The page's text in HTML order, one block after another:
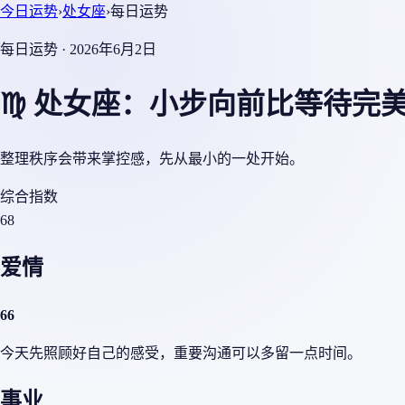
今日运势›处女座›每日运势
每日运势 · 2026年6月2日
♍ 处女座：小步向前比等待完
整理秩序会带来掌控感，先从最小的一处开始。
综合指数
68
爱情
66
今天先照顾好自己的感受，重要沟通可以多留一点时间。
事业